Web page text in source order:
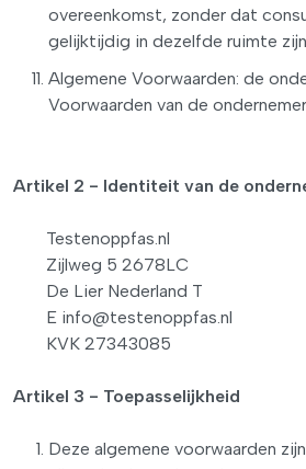
overeenkomst, zonder dat
gelijktijdig in dezelfde ruimte
Algemene Voorwaarden: de
Voorwaarden van de
Artikel 2 - Identiteit van de
Testenoppfas.nl
Zijlweg 5 2678LC
De Lier Nederland T
E info@testenoppfas.nl
KVK 27343085
Artikel 3 - Toepasselijkheid
Deze algemene voorwaarden